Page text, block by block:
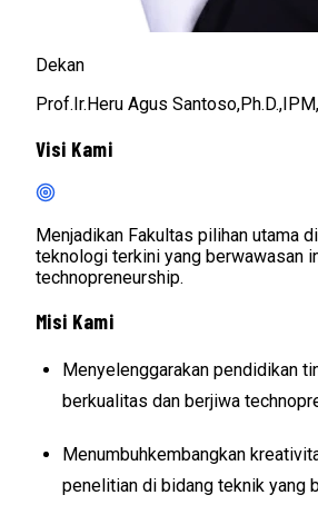
Dekan
Prof.Ir.Heru Agus
Visi Kami
Menjadikan Fakultas pilihan utama
teknologi terkini yang berwawasan
technopreneurship.
Misi Kami
Menyelenggarakan pendidikan
berkualitas dan berjiwa
Menumbuhkembangkan
penelitian di bidang teknik yang